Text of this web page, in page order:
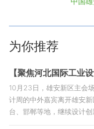
为你推荐
【聚焦河北国际工业
10月23日，雄安新区主会
计周的中外嘉宾离开雄安
台、邯郸等地，继续设计创